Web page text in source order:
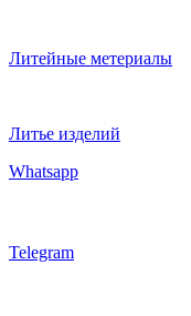
Литейные метериалы
Литье изделий
Whatsapp
Telegram